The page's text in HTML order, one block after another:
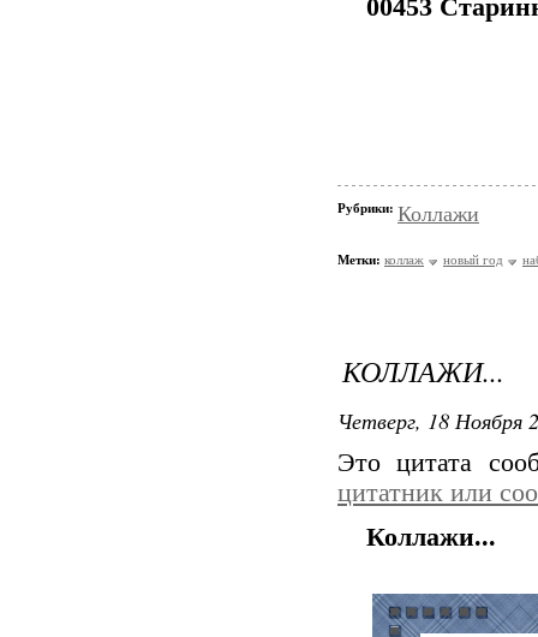
00453
Рубрики: Коллажи
Метки: коллаж новый год
КОЛЛАЖИ...
Четверг, 18 Ноября
Это цитата
цитатник или
Коллажи...